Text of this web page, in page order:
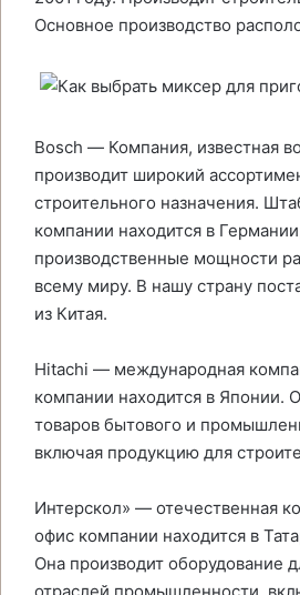
Основное производство
Bosch — Компания, известная
производит широкий
строительного назначения.
компании находится в
производственные мощности
всему миру. В нашу страну
из Китая.
Hitachi — международная
компании находится в Японии.
товаров бытового и
включая продукцию для
Интерскол» — отечественная
офис компании находится в
Она производит оборудование